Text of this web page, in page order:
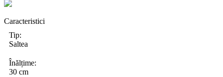
Caracteristici
Tip:
Saltea
Înălțime:
30 cm